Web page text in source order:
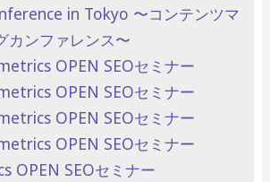
in Tokyo 〜コンテンツマ
カンファレンス〜
OPEN SEOセミナー
OPEN SEOセミナー
OPEN SEOセミナー
OPEN SEOセミナー
OPEN SEOセミナー